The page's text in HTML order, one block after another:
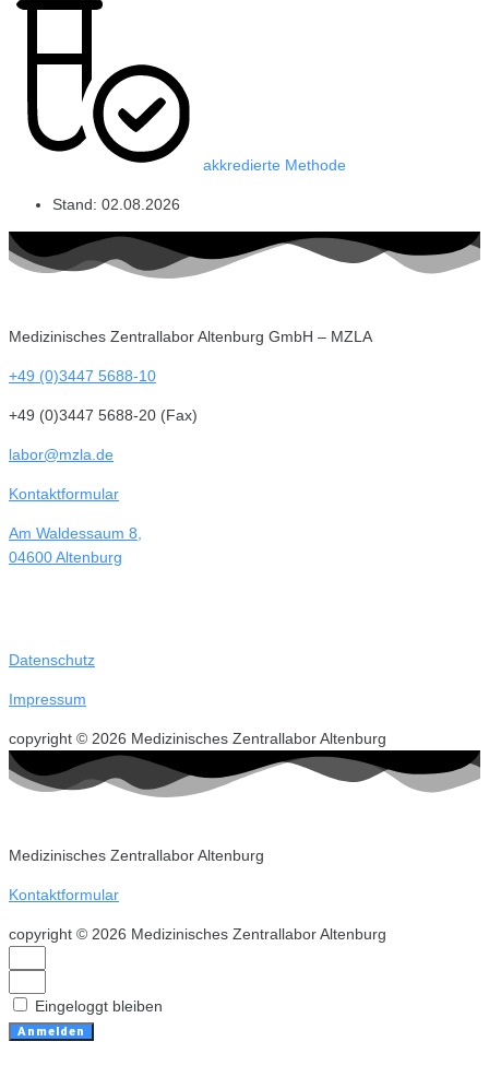
akkredierte Methode
Stand: 02.08.2026
Medizinisches Zentrallabor Altenburg GmbH – MZLA
+49 (0)3447 5688-10
+49 (0)3447 5688-20 (Fax)
labor@mzla.de
Kontaktformular
Am Waldessaum 8,
04600 Altenburg
Datenschutz
Impressum
copyright © 2026 Medizinisches Zentrallabor Altenburg
Medizinisches Zentrallabor Altenburg
Kontaktformular
copyright © 2026 Medizinisches Zentrallabor Altenburg
Eingeloggt bleiben
Anmelden